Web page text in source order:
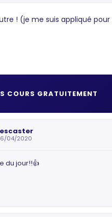
! (je me suis appliqué pour
COURS GRATUITEMENT
04/2020
du jour!!👍